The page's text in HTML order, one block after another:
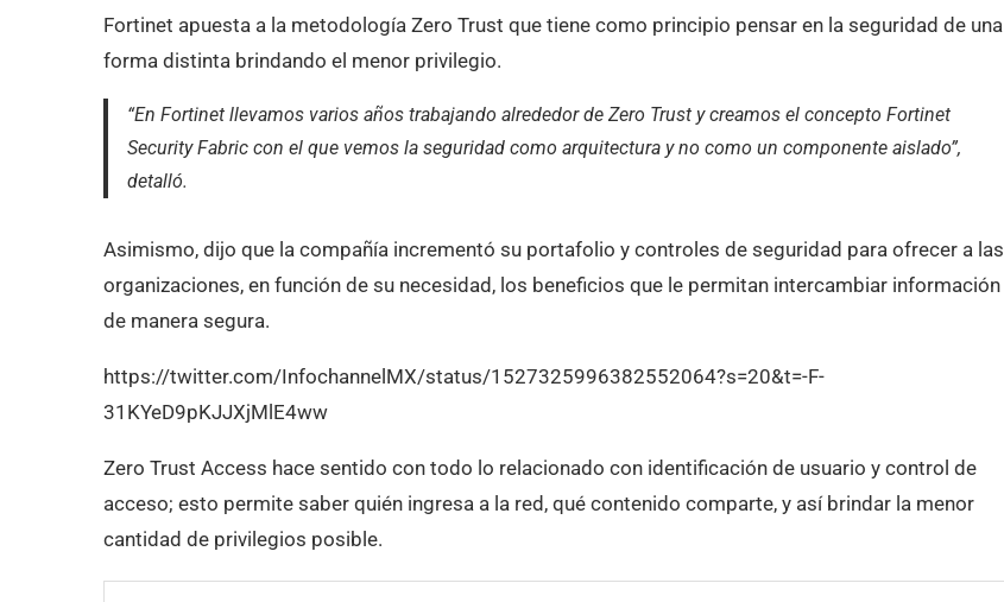
Fortinet apuesta a la metodología Zero Trust que tiene como principio pensar en la seguridad de una
forma distinta brindando el menor privilegio.
“En Fortinet llevamos varios años trabajando alrededor de Zero Trust y creamos el concepto Fortinet
Security Fabric con el que vemos la seguridad como arquitectura y no como un componente aislado”,
detalló.
Asimismo, dijo que la compañía incrementó su portafolio y controles de seguridad para ofrecer a las
organizaciones, en función de su necesidad, los beneficios que le permitan intercambiar información
de manera segura.
https://twitter.com/InfochannelMX/status/1527325996382552064?s=20&t=-F-
31KYeD9pKJJXjMlE4ww
Zero Trust Access hace sentido con todo lo relacionado con identificación de usuario y control de
acceso; esto permite saber quién ingresa a la red, qué contenido comparte, y así brindar la menor
cantidad de privilegios posible.